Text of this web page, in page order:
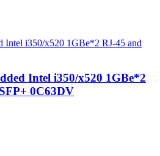
Intel i350/x520 1GBe*2
0C63DV